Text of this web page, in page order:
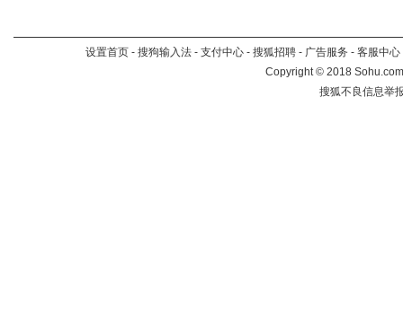
设置首页 - 搜狗输入法 - 支付中心 - 搜狐招聘 - 广告服务 - 客服中心
Copyright©2018
搜狐不良信息举